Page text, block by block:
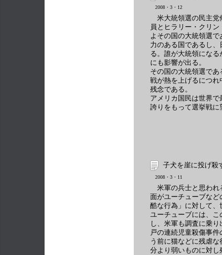
2008・3・12
米大統領選の民主党
員とヒラリー・クリ
よその国の大統領選
力のある国であるし
る。誰が大統領にな
にも影響が出る。
その国の大統領選で
戦が熱を上げるにつ
残念である。
アメリカ国民は世界
誇りをもって選挙戦
子犬を崖に投げ殺
2008・3・11
米軍の兵士と思われ
面がユーチューブな
酷な行為」に対して
ユーチューブには、
し、米軍も調査に乗
戸の連続児童殺傷事
う前に猫などに残虐
分より弱いものに対